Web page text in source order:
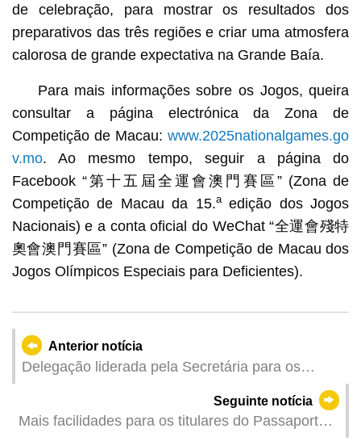
de celebração, para mostrar os resultados dos
preparativos das três regiões e criar uma atmosfera
calorosa de grande expectativa na Grande Baía.
Para mais informações sobre os Jogos, queira
consultar a página electrónica da Zona de
Competição de Macau:www.2025nationalgames.go
v.mo. Ao mesmo tempo, seguir a página do
Facebook “第十五屆全運會澳門賽區” (Zona de
Competição de Macau da 15.aedição dos Jogos
Nacionais) e a conta oficial do WeChat “全運會殘特
奧會澳門賽區” (Zona de Competição de Macau dos
Jogos Olímpicos Especiais para Deficientes).
Anterior notícia
Delegação liderada pela Secretária para os
Assuntos Sociais e Cultura, O Lam, deslocou-se
a Pequim para visitar a Administração Nacional
de Produtos Médicos
Seguinte notícia
Mais facilidades para os titulares do Passaporte e